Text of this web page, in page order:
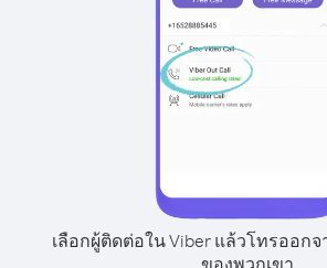
เลือกผู้ติดต่อใน Viber แล้วโทรออก
ของพวกเขา